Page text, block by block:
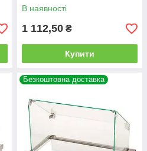
В наявності
1 112,50 ₴
Купити
Безкоштовна доставка